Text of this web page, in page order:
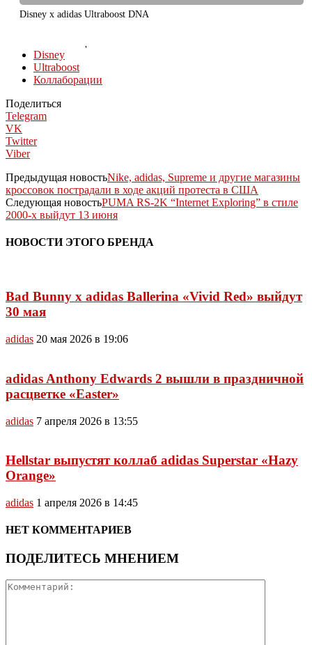
Disney x adidas Ultraboost DNA
Disney
Ultraboost
Коллаборации
Поделиться
Telegram
VK
Twitter
Viber
Предыдущая новостьNike, adidas, Supreme и другие магазины
кроссовок пострадали в ходе акций протеста в США
Следующая новостьPUMA RS-2K “Internet Exploring” в стиле
2000-х выйдут 13 июня
НОВОСТИ ЭТОГО БРЕНДА
Bad Bunny x adidas Ballerina «Vivid Red» выйдут
30 мая
adidas 20 мая 2026 в 19:06
adidas Anthony Edwards 2 вышли в праздничной
расцветке «Easter»
adidas 7 апреля 2026 в 13:55
Hellstar выпустят коллаб adidas Superstar «Hazy
Orange»
adidas 1 апреля 2026 в 14:45
НЕТ КОММЕНТАРИЕВ
ПОДЕЛИТЕСЬ МНЕНИЕМ